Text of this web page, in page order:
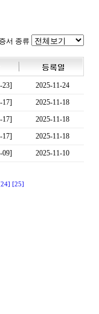
서 종류
23]
2025-11-24
17]
2025-11-18
17]
2025-11-18
17]
2025-11-18
09] 2025-11-10
[25]